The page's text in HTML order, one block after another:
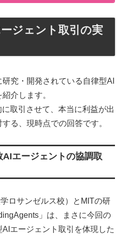
ジェント取引の実
究・開発されている自律型AI
介します。
に取引させて、本当に利益が出
る、現時点での回答です。
エージェントの協調取
ロサンゼルス校）とMITの研
」は、まさに今回の
エージェント取引を体現した